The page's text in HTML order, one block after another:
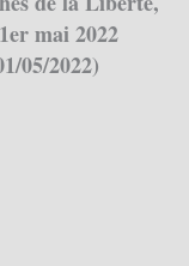
mai 2022
05/2022)